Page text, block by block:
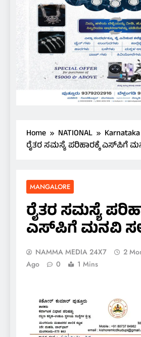
Home NATIONAL Karnataka
ರೈತರ ಸಮಸ್ಯೆ ಪರಿಹಾರಕ್ಕೆ ಎಸ್‌ಪಿಗೆ
MANGALORE
ರೈತರ ಸಮಸ್ಯೆ
ಎಸ್‌ಪಿಗೆ ಮನವಿ
NAMMA MEDIA 24X7
2
Ago
0 1 Mins